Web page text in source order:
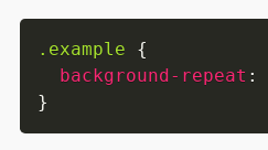
.example
{
background-repeat :
}